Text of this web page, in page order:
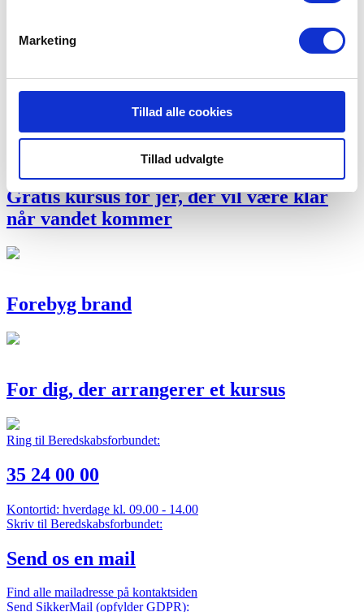
Marketing
Tillad alle cookies
Tillad udvalgte
Gratis kursus for jer der bor i villa eller
Gratis kursus for jer, der vil være klar
når vandet kommer
Forebyg brand
For dig, der arrangerer et kursus
Ring til Beredskabsforbundet:
35 24 00 00
Kontortid: hverdage kl. 09.00 - 14.00
Skriv til Beredskabsforbundet:
Send os en mail
Find alle mailadresse på kontaktsiden
Send SikkerMail (opfylder GDPR):